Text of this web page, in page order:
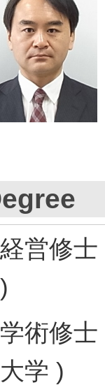
経営修
)
学術修
大学 )